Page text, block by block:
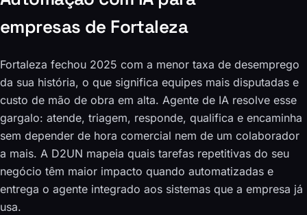
empresas de Fortaleza
Fortaleza fechou 2025 com a menor taxa de desemprego
da sua história, o que significa equipes mais disputadas e
custo de mão de obra em alta. Agente de IA resolve esse
gargalo: atende, triagem, responde, qualifica e encaminha
sem depender de hora comercial nem de um colaborador
a mais. A D2UN mapeia quais tarefas repetitivas do seu
negócio têm maior impacto quando automatizadas e
entrega o agente integrado aos sistemas que a empresa já
usa.